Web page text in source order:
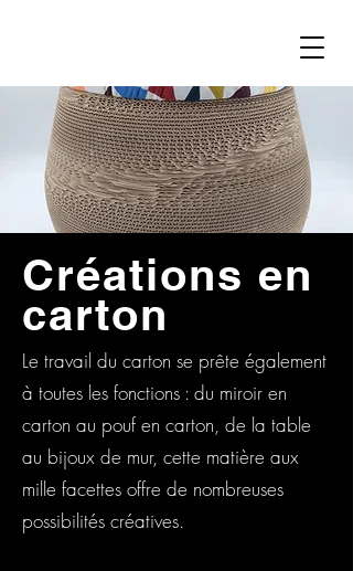
Créations en
carton
Le travail du carton se prête également
à toutes les fonctions : du miroir en
carton au pouf en carton, de la table
au bijoux de mur, cette matière aux
mille facettes offre de nombreuses
possibilités créatives.